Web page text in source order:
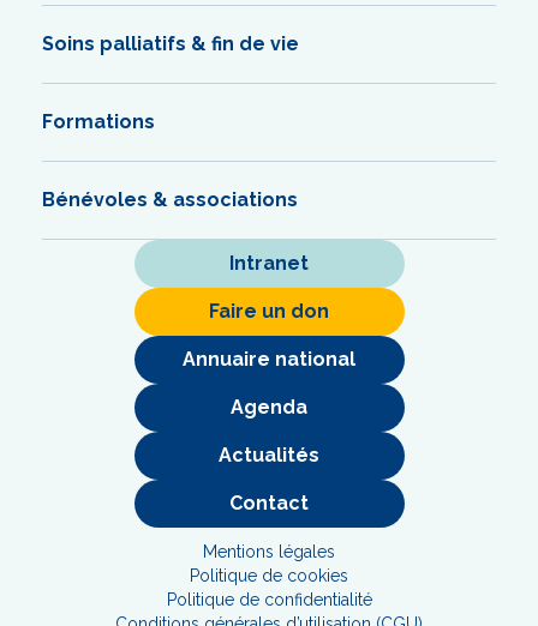
Soins palliatifs & fin de vie
Formations
Bénévoles & associations
Intranet
Faire un don
Annuaire national
Agenda
Actualités
Contact
Mentions légales
Politique de cookies
Politique de confidentialité